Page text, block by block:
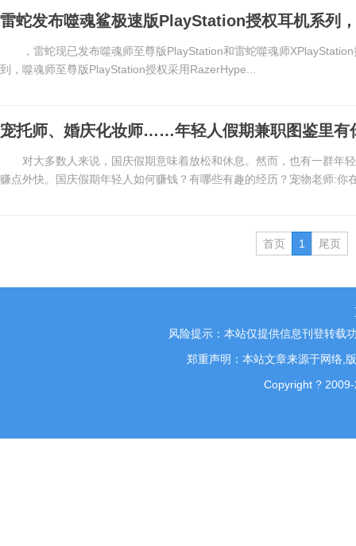
雷蛇发布噬魂鲨极速版PlayStation授权耳机系列
，雷蛇现已发布噬魂师至尊版PlayStation和雷蛇噬魂师
到，噬魂师至尊版PlayStation授权采用RazerHype...
宠托师、婚庆化妆师……年轻人假期兼职图鉴里有
对大多数人来说，国庆假期意味着放松和休息。然而，也有一群年
赚点外快。国庆假期年轻人如何赚钱？有哪些有趣的经历？宠物老师:你
首页 1 尾页
风险提示：本站仅提供信息刊登转载
郑重声明：本站文章来源于网络,
Copyright ? 2009-